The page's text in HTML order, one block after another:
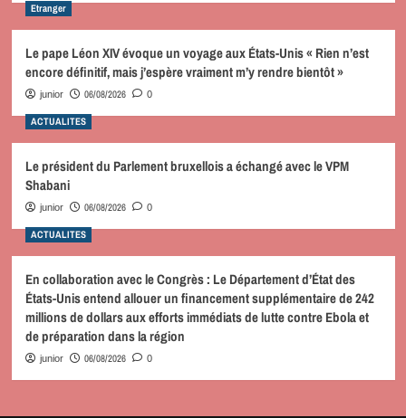
Etranger
Le pape Léon XIV évoque un voyage aux États-Unis « Rien n’est
encore définitif, mais j’espère vraiment m’y rendre bientôt »
junior 06/08/2026 0
ACTUALITES
Le président du Parlement bruxellois a échangé avec le VPM
Shabani
junior 06/08/2026 0
ACTUALITES
En collaboration avec le Congrès : Le Département d’État des
États-Unis entend allouer un financement supplémentaire de 242
millions de dollars aux efforts immédiats de lutte contre Ebola et
de préparation dans la région
junior 06/08/2026 0